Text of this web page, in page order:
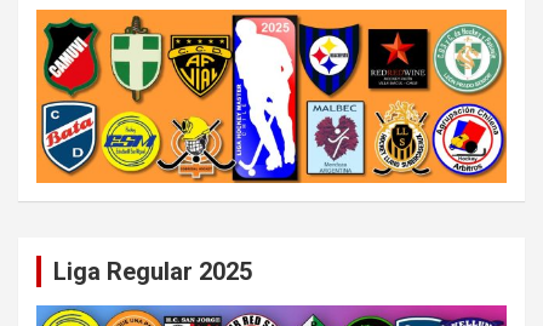
Liga Regular 2025